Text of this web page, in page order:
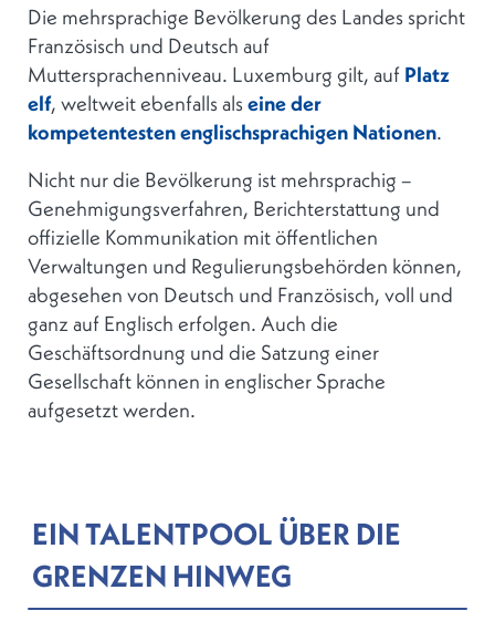
Die mehrsprachige Bevölkerung des Landes spricht
Französisch und Deutsch auf
Muttersprachenniveau. Luxemburg gilt, auf Platz
elf, weltweit ebenfalls als eine der
kompetentesten englischsprachigen Nationen.
Nicht nur die Bevölkerung ist mehrsprachig –
Genehmigungsverfahren, Berichterstattung und
offizielle Kommunikation mit öffentlichen
Verwaltungen und Regulierungsbehörden können,
abgesehen von Deutsch und Französisch, voll und
ganz auf Englisch erfolgen. Auch die
Geschäftsordnung und die Satzung einer
Gesellschaft können in englischer Sprache
aufgesetzt werden.
EIN TALENTPOOL ÜBER DIE
GRENZEN HINWEG